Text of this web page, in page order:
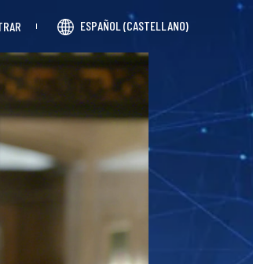
ESPAÑOL (CASTELLANO)